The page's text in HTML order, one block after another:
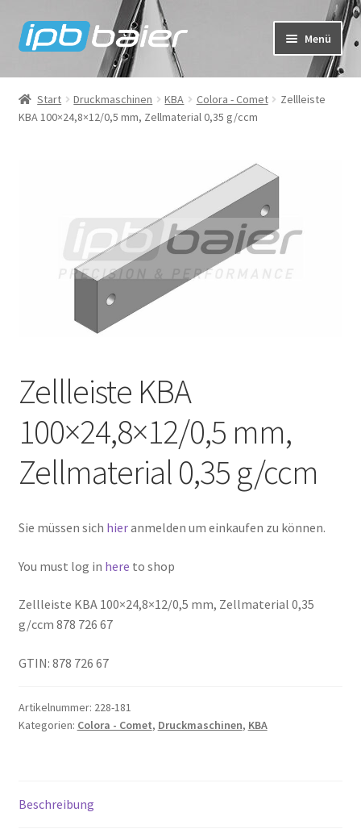
Zur
Navigation
Zum
Inhalt
Menü
Mein Konto
Warenkorb
Start Druckmaschinen KBA Colora - Comet
Zellleiste
KBA 100×24,8×12/0,5 mm, Zellmaterial 0,35 g/ccm
Zellleiste KBA
100×24,8×12/0,5 mm,
Zellmaterial 0,35 g/ccm
Sie müssen sich hieranmelden um einkaufen zu können.
You must log in here to shop
Zellleiste KBA 100×24,8×12/0,5 mm, Zellmaterial 0,35
g/ccm 878 726 67
GTIN: 878 726 67
Artikelnummer: 228-181
Kategorien: Colora - Comet, Druckmaschinen, KBA
Beschreibung